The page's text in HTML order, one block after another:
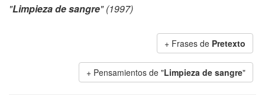
"Limpieza de sangre" (1997)
+ Frases de Pretexto
+ Pensamientos de "Limpieza de sangre"